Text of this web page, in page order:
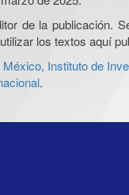
de la publicación.
los textos aquí
Instituto de
.